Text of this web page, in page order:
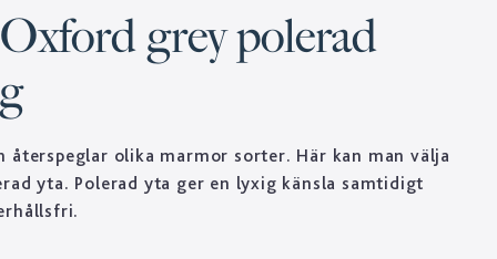
grey polerad
återspeglar olika marmor sorter. Här kan man välja
yta. Polerad yta ger en lyxig känsla samtidigt